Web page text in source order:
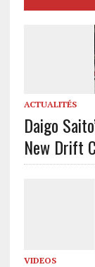
ACTUALITÉS
Daigo
New Drift
VIDEOS